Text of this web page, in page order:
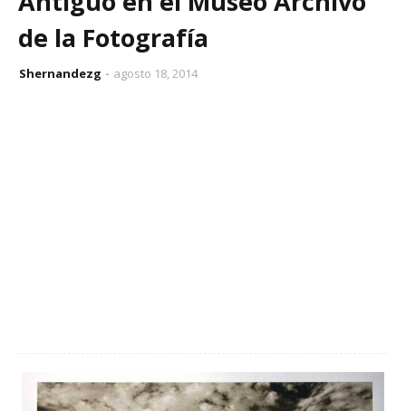
de la Fotografía
Shernandezg agosto 18, 2014